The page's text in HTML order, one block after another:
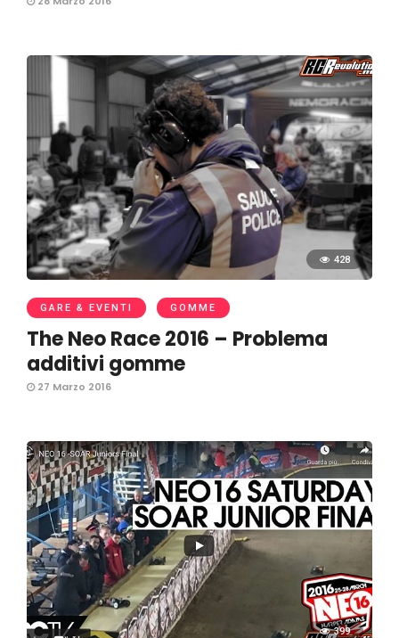
428
GARE & EVENTI GOMME
The Neo Race 2016 – Problema
additivi gomme
27 Marzo 2016
399